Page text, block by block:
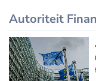
Autoriteit